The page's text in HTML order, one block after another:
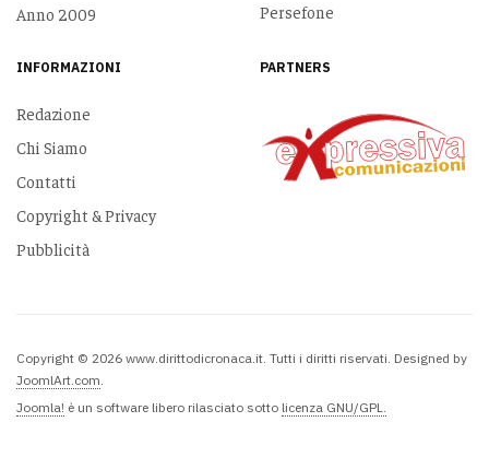
Anno 2009
Persefone
INFORMAZIONI
Redazione
Chi Siamo
Contatti
Copyright & Privacy
Pubblicità
PARTNERS
Copyright © 2026 www.dirittodicronaca.it. Tutti i diritti riservati. Designed by
JoomlArt.com
Joomla! è un software libero rilasciato sotto licenza GNU/GPL.